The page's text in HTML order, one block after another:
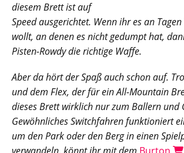
diesem Brett ist auf
Speed ausgerichtet. Wenn ihr es an
wollt, an denen es nicht gedumpt hat,
Pisten-Rowdy die richtige Waffe.
Aber da hört der Spaß auch schon auf.
und dem Flex, der für ein All-Mountain
dieses Brett wirklich nur zum Ballern und
Gewöhnliches Switchfahren funktioniert
um den Park oder den Berg in einen